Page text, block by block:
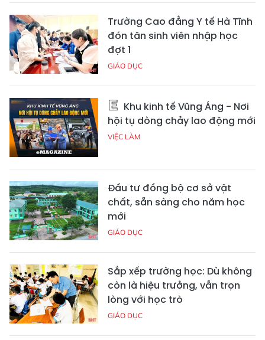
Trường Cao đẳng Y tế Hà Tĩnh
đón tân sinh viên nhập học
đợt 1
GIÁO DỤC
Khu kinh tế Vũng Áng - Nơi
hội tụ dòng chảy lao động mới
VIỆC LÀM
Đầu tư đồng bộ cơ sở vật
chất, sẵn sàng cho năm học
mới
GIÁO DỤC
Sắp xếp trường học: Dù không
còn là hiệu trưởng, vẫn trọn
lòng với học trò
GIÁO DỤC